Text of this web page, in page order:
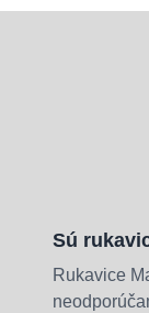
Sú
Rukavice